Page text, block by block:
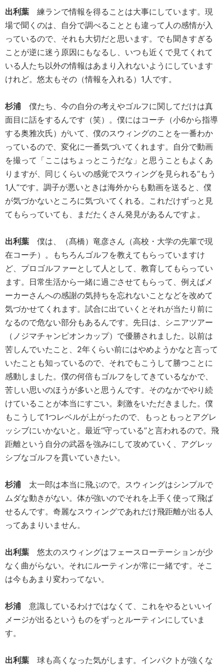
出利葉 練ランで情報を得ることは大事にしています。現
場で聞くのは、自分で調べることとも違って人の感情が入
っているので、それも大切だと思います。でも聞きすぎる
ことが逆に迷う原因にもなるし、いつも近くで見てくれて
いる人たち以外の情報はあまり入れないようにしています
けれど。悠太もその（情報を入れる）1人です。
杉浦 僕たち、今の自分の考えやゴルフに関してだけは真
面目に話をするんです（笑）。僕にはコーチ（小6から指導
する奥雅次氏）がいて、僕のスウィングのことを一番わか
っているので、変化に一番気づいてくれます。自分で動画
を撮って「ここはちょっとこうだな」と思うこともよくあ
りますが、同じくらいの感覚でスウィングを見られる“もう
1人”です。調子が悪いときは海外からも動画を送ると、僕
が気づかないところに気づいてくれる。これだけずっと見
てもらっていても、まだたくさん発見があるんですよ。
出利葉 僕は、（髙橋）竜彦さん（高校・大学の先輩で現
在コーチ）。もちろんゴルフを教えてもらっていますけ
ど、プロゴルファーとして人として、教育してもらってい
ます。日常生活から一緒に過ごさせてもらって、例えばメ
ーカーさんへの感謝の気持ちを忘れないことなどを改めて
気づかせてくれます。試合に出ていくとそれが当たり前に
なるので危ない部分もあるんです。先日は、シニアツアー
（ノジマチャンピオンカップ）で優勝されました。以前は
苦しんでいたこと、2年くらい前にはやめようかなと言って
いたことも知っているので、それでもこうして勝つことに
感動しました。僕の何倍もゴルフをしてきているなかで、
苦しい思いのほうが多いと思うんです。そのなかでやり続
けていることが本当にすごい。刺激をいただきました。僕
もこうして1つレベルが上がったので、もっともっとアグレ
ッシブにいかないと。最近“守っている”と言われるので。飛
距離という自分の武器を強みにして攻めていく、アグレッ
シブなゴルフを貫いていきたい。
杉浦 太一郎は本当に飛ぶので。スウィングはシンプルで
ムダな動きがない。体が強いのでそれを上手く使って飛ば
せるんです。奇麗なスウィングであれだけ飛距離が出る人
ってあまりいません。
出利葉 悠太のスウィングはフェースローテーションが少
なく曲がらない。それにルーティンが常に一緒です。そこ
は今もあまり変わってない。
杉浦 意識しているわけではなくて、これをやるといいイ
メージが出るというものをずっとルーティンにしていま
す。
出利葉 球も高くなった気がします。インパクトが強くな